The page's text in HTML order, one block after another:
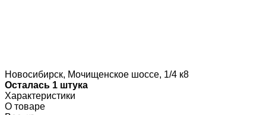
Новосибирск, Мочищенское шоссе, 1/4 к8
Осталась 1 штука
Характеристики
О товаре